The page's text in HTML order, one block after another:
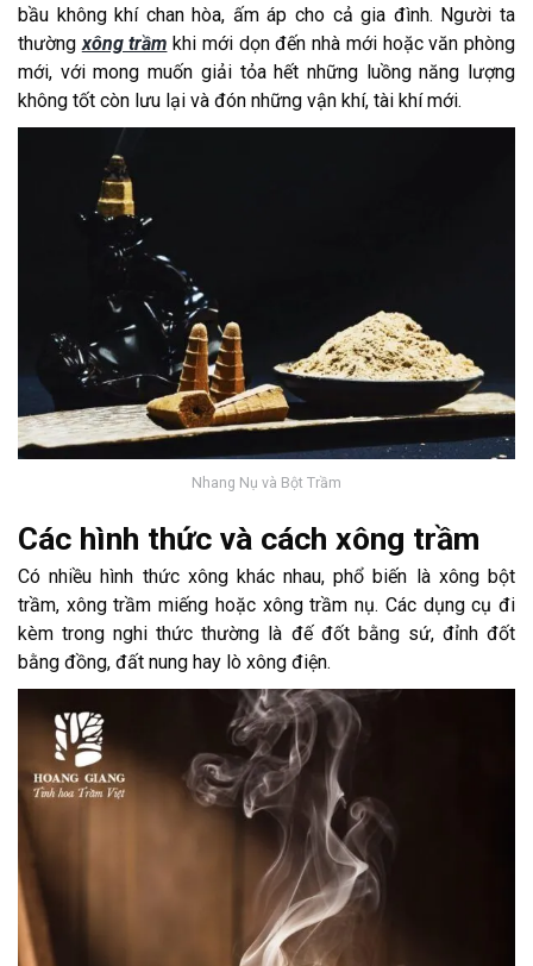
bầu không khí chan hòa, ấm áp cho cả gia đình. Người ta
thườngxông trầm khi mới dọn đến nhà mới hoặc văn phòng
mới, với mong muốn giải tỏa hết những luồng năng lượng
không tốt còn lưu lại và đón những vận khí, tài khí mới.
Nhang Nụ và Bột Trầm
Các hình thức và cách xông trầm
Có nhiều hình thức xông khác nhau, phổ biến là xông bột
trầm, xông trầm miếng hoặc xông trầm nụ. Các dụng cụ đi
kèm trong nghi thức thường là đế đốt bằng sứ, đỉnh đốt
bằng đồng, đất nung hay lò xông điện.